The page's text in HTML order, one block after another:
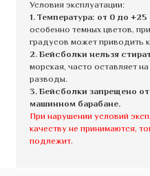
Условия эксплуатации:
1. Температура: от 0 до +25
особенно темных цветов,
градусов может приводить
2. Бейсболки нельзя
морская, часто оставляет
разводы.
3. Бейсболки запрещено
машинном барабане.
При нарушении условий
качеству не принимаются,
подлежит.